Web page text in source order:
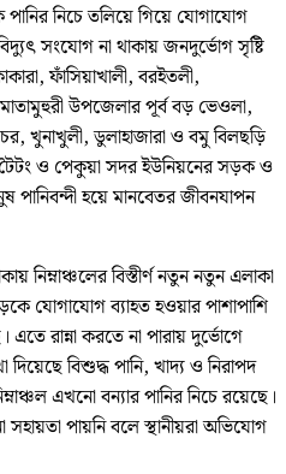
পানির নিচে তলিয়ে গিয়ে যোগাযোগ
সংযোগ না থাকায় জনদুর্ভোগ সৃষ্টি
ফাঁসিয়াখালী, বরইতলী,
উপজেলার পূর্ব বড় ভেওলা,
খুনাখুলী, ডুলাহাজারা ও বমু বিলছড়ি
ও পেকুয়া সদর ইউনিয়নের সড়ক ও
পানিবন্দী হয়ে মানবেতর জীবনযাপন
নিম্নাঞ্চলের বিস্তীর্ণ নতুন নতুন এলাকা
যোগাযোগ ব্যাহত হওয়ার পাশাপাশি
এতে রান্না করতে না পারায় দুর্ভোগে
দিয়েছে বিশুদ্ধ পানি, খাদ্য ও নিরাপদ
এখনো বন্যার পানির নিচে রয়েছে।
পায়নি বলে স্থানীয়রা অভিযোগ